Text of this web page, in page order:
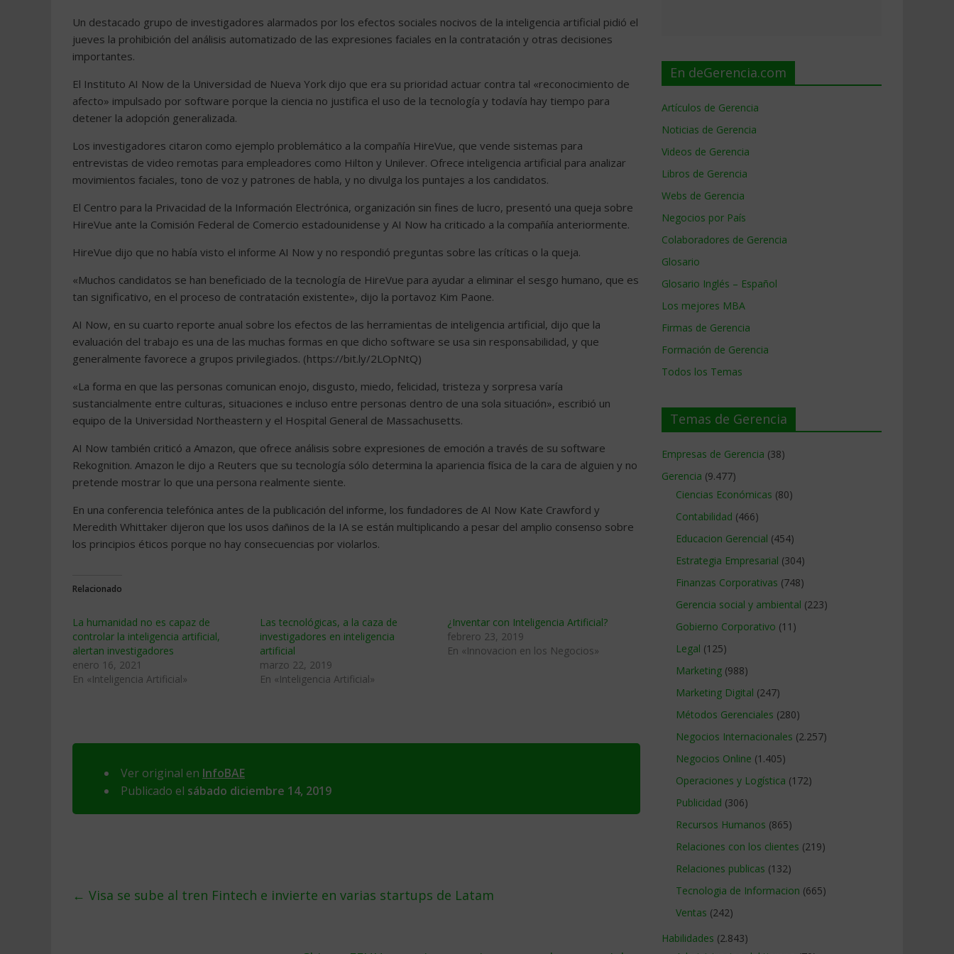
Un destacado grupo de investigadores alarmados por los efectos sociales nocivos de la inteligencia artificial pidió el
jueves la prohibición del análisis automatizado de las expresiones faciales en la contratación y otras decisiones
importantes.
El Instituto AI Now de la Universidad de Nueva York dijo que era su prioridad actuar contra tal «reconocimiento de
afecto» impulsado por software porque la ciencia no justifica el uso de la tecnología y todavía hay tiempo para
detener la adopción generalizada.
Los investigadores citaron como ejemplo problemático a la compañía HireVue, que vende sistemas para
entrevistas de video remotas para empleadores como Hilton y Unilever. Ofrece inteligencia artificial para analizar
movimientos faciales, tono de voz y patrones de habla, y no divulga los puntajes a los candidatos.
El Centro para la Privacidad de la Información Electrónica, organización sin fines de lucro, presentó una queja sobre
HireVue ante la Comisión Federal de Comercio estadounidense y AI Now ha criticado a la compañía anteriormente.
HireVue dijo que no había visto el informe AI Now y no respondió preguntas sobre las críticas o la queja.
«Muchos candidatos se han beneficiado de la tecnología de HireVue para ayudar a eliminar el sesgo humano, que es
tan significativo, en el proceso de contratación existente», dijo la portavoz Kim Paone.
AI Now, en su cuarto reporte anual sobre los efectos de las herramientas de inteligencia artificial, dijo que la
evaluación del trabajo es una de las muchas formas en que dicho software se usa sin responsabilidad, y que
generalmente favorece a grupos privilegiados. (https://bit.ly/2LOpNtQ)
«La forma en que las personas comunican enojo, disgusto, miedo, felicidad, tristeza y sorpresa varía
sustancialmente entre culturas, situaciones e incluso entre personas dentro de una sola situación», escribió un
equipo de la Universidad Northeastern y el Hospital General de Massachusetts.
AI Now también criticó a Amazon, que ofrece análisis sobre expresiones de emoción a través de su software
Rekognition. Amazon le dijo a Reuters que su tecnología sólo determina la apariencia física de la cara de alguien y no
pretende mostrar lo que una persona realmente siente.
En una conferencia telefónica antes de la publicación del informe, los fundadores de AI Now Kate Crawford y
Meredith Whittaker dijeron que los usos dañinos de la IA se están multiplicando a pesar del amplio consenso sobre
los principios éticos porque no hay consecuencias por violarlos.
Relacionado
La humanidad no es capaz de
controlar la inteligencia artificial,
alertan investigadores
enero 16, 2021
En «Inteligencia Artificial»
Las tecnológicas, a la caza de
investigadores en inteligencia
artificial
marzo 22, 2019
En «Inteligencia Artificial»
¿Inventar con Inteligencia Artificial?
febrero 23, 2019
En «Innovacion en los Negocios»
Ver original en InfoBAE
Publicado el sábado diciembre 14, 2019
← Visa se sube al tren Fintech e invierte en varias startups de Latam
En deGerencia.com
Artículos de Gerencia
Noticias de Gerencia
Videos de Gerencia
Libros de Gerencia
Webs de Gerencia
Negocios por País
Colaboradores de Gerencia
Glosario
Glosario Inglés – Español
Los mejores MBA
Firmas de Gerencia
Formación de Gerencia
Todos los Temas
Temas de Gerencia
Empresas de Gerencia (38)
Gerencia (9.477)
Ciencias Económicas (80)
Contabilidad (466)
Educacion Gerencial (454)
Estrategia Empresarial (304)
Finanzas Corporativas (748)
Gerencia social y ambiental (223)
Gobierno Corporativo (11)
Legal (125)
Marketing (988)
Marketing Digital (247)
Métodos Gerenciales (280)
Negocios Internacionales (2.257)
Negocios Online (1.405)
Operaciones y Logística (172)
Publicidad (306)
Recursos Humanos (865)
Relaciones con los clientes (219)
Relaciones publicas (132)
Tecnologia de Informacion (665)
Ventas (242)
Habilidades (2.843)